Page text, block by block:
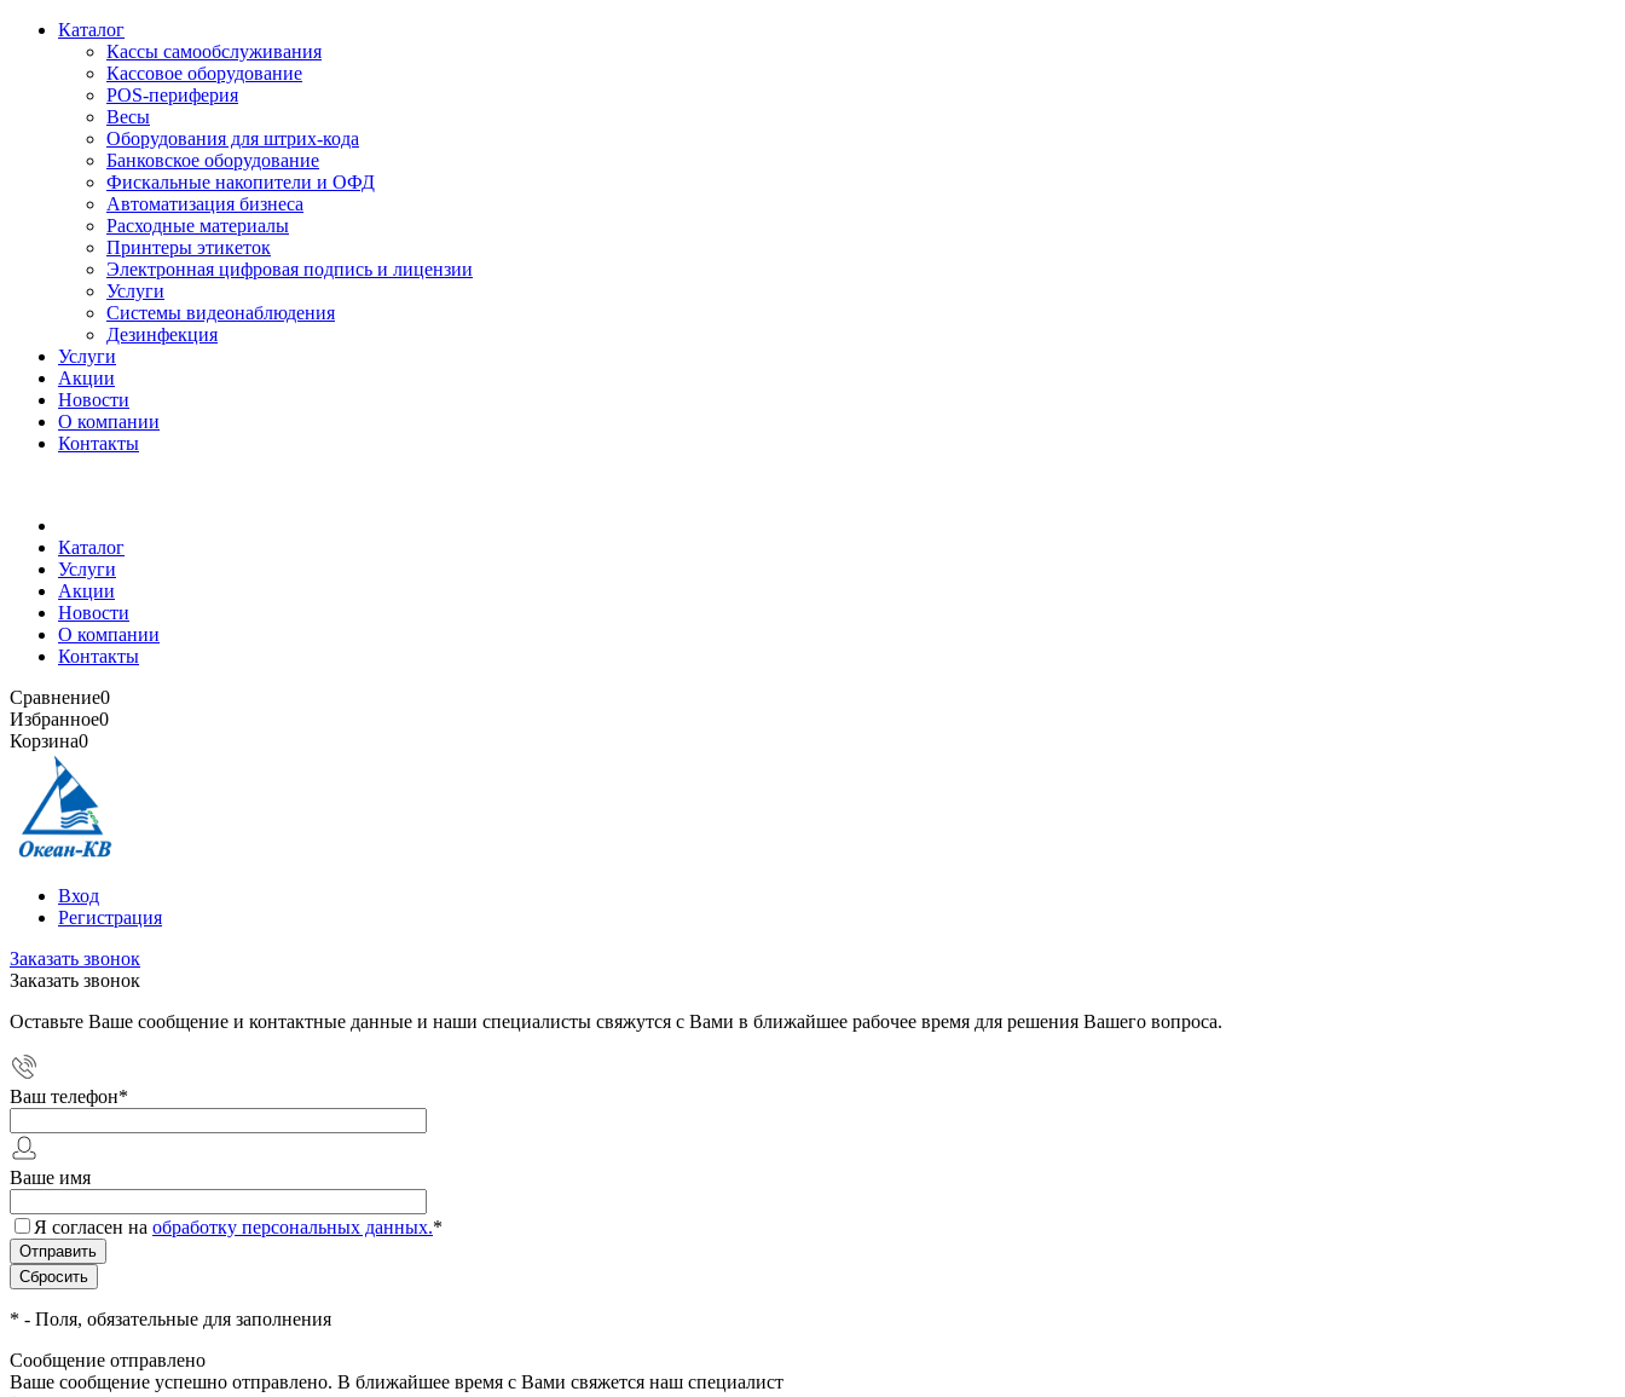
Каталог
Кассы самообслуживания
Кассовое оборудование
POS-периферия
Весы
Оборудования для штрих-кода
Банковское оборудование
Фискальные накопители и ОФД
Автоматизация бизнеса
Расходные материалы
Принтеры этикеток
Электронная цифровая подпись и лицензии
Услуги
Системы видеонаблюдения
Дезинфекция
Услуги
Акции
Новости
О компании
Контакты
Каталог
Услуги
Акции
Новости
О компании
Контакты
Сравнение0
Избранное0
Корзина0
Вход
Регистрация
Заказать звонок
Заказать звонок
Оставьте Ваше сообщение и контактные данные и наши специалисты свяжутся с Вами в ближайшее рабочее время для решения Вашего вопроса.
Ваш телефон*
Ваше имя
Я согласен на обработку персональных данных.*
* - Поля, обязательные для заполнения
Сообщение отправлено
Ваше сообщение успешно отправлено. В ближайшее время с Вами свяжется наш специалист